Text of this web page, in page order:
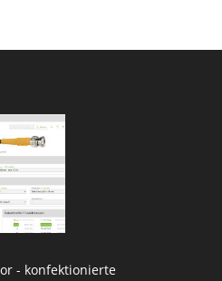
- konfektionierte